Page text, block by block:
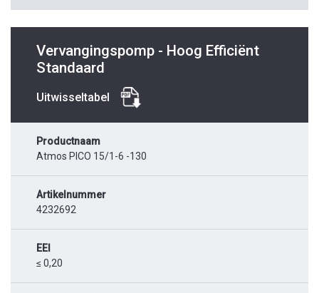
Vervangingspomp - Hoog Efficiënt
Standaard
Uitwisseltabel
Productnaam
Atmos PICO 15/1-6 -130
Artikelnummer
4232692
EEI
≤ 0,20